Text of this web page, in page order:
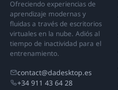
Ofreciendo experiencias de
aprendizaje modernas y
fluidas a través de escritorios
virtuales en la nube. Adiós al
tiempo de inactividad para el
entrenamiento.
contact@dadesktop.es
+34 911 43 64 28